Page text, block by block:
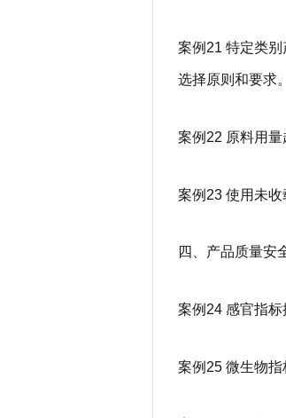
案例21 特定类
选择原则和要求。
案例22 原料用量
案例23 使用未收
四、产品质量安
案例24 感官指标
案例25 微生物指